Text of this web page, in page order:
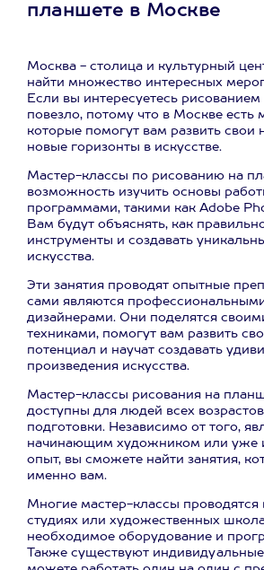
планшете в Москве
Москва - столица и культурный
найти множество интересных
Если вы интересуетесь
повезло, потому что в Москве есть
которые помогут вам развить свои
новые горизонты в искусстве.
Мастер-классы по рисованию на
возможность изучить основы
программами, такими как Adobe
Вам будут объяснять, как
инструменты и создавать
искусства.
Эти занятия проводят опытные
сами являются
дизайнерами. Они поделятся
техниками, помогут вам развить
потенциал и научат создавать
произведения искусства.
Мастер-классы рисования на
доступны для людей всех
подготовки. Независимо от того,
начинающим художником или уже
опыт, вы сможете найти занятия,
именно вам.
Многие мастер-классы проводятся
студиях или художественных
необходимое оборудование и
Также существуют индивидуальные